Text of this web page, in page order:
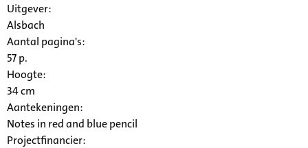
Uitgever:
Alsbach
Aantal pagina's:
57 p.
Hoogte:
34 cm
Aantekeningen:
Notes in red and blue pencil
Projectfinancier: